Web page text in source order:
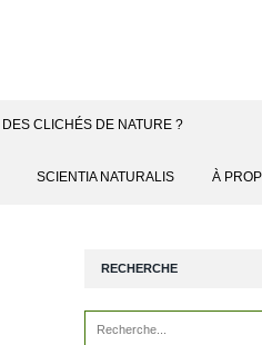
DES CLICHÉS DE NATURE ?
SCIENTIA NATURALIS À
RECHERCHE